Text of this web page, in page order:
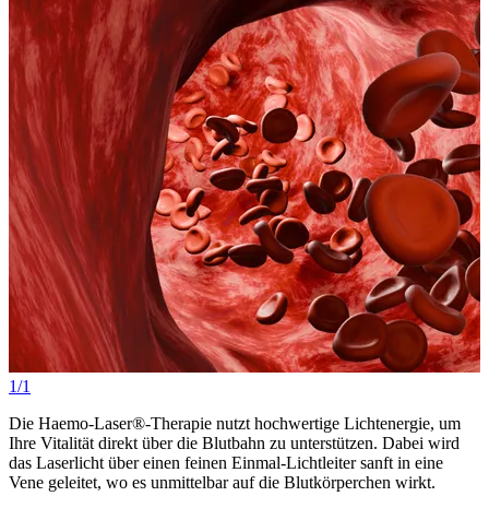
1/1
Die Haemo-Laser®-Therapie nutzt hochwertige Lichtenergie, um
Ihre Vitalität direkt über die Blutbahn zu unterstützen. Dabei wird
das Laserlicht über einen feinen Einmal-Lichtleiter sanft in eine
Vene geleitet, wo es unmittelbar auf die Blutkörperchen wirkt.